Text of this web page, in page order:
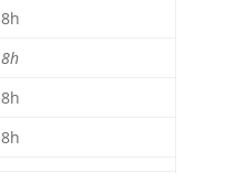
8h
8h
8h
8h